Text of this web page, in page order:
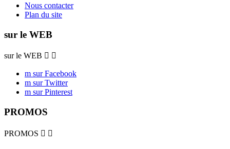
Nous contacter
Plan du site
sur le WEB
sur le WEB  
m sur Facebook
m sur Twitter
m sur Pinterest
PROMOS
PROMOS  